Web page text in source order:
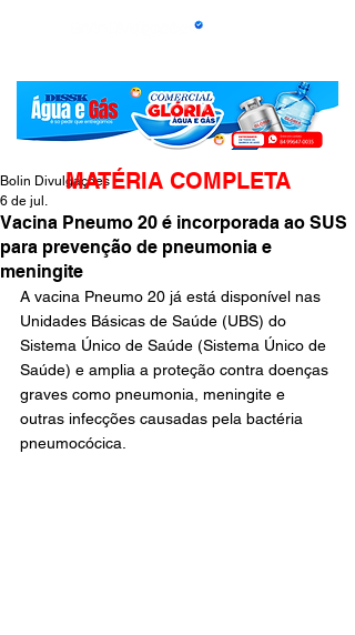
Vacina Pneumo 20 é incorporada ao SUS
para prevenção de pneumonia e
meningite
Bolin Divulgações
6 de jul.
A vacina Pneumo 20 já está disponível nas
Unidades Básicas de Saúde (UBS) do
Sistema Único de Saúde (Sistema Único de
Saúde) e amplia a proteção contra doenças
graves como pneumonia, meningite e
outras infecções causadas pela bactéria
pneumocócica.
MATÉRIA COMPLETA